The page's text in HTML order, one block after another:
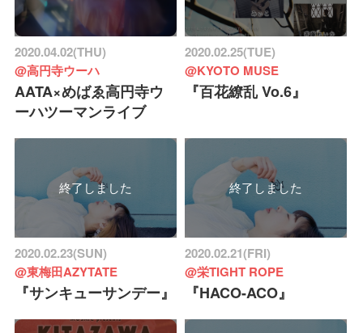
2020.04.02(THU)
@高円寺ウーハ
AATA×めばゑ高円寺ウ
ーハツーマンライブ
2020.02.25(TUE)
@KYOTO MUSE
『百花繚乱 Vo.6』
終了しました
2020.02.23(SUN)
@東梅田AZYTATE
『サンキューサンデー』
終了しました
2020.02.21(FRI)
@栄TIGHT ROPE
『HACO-ACO』